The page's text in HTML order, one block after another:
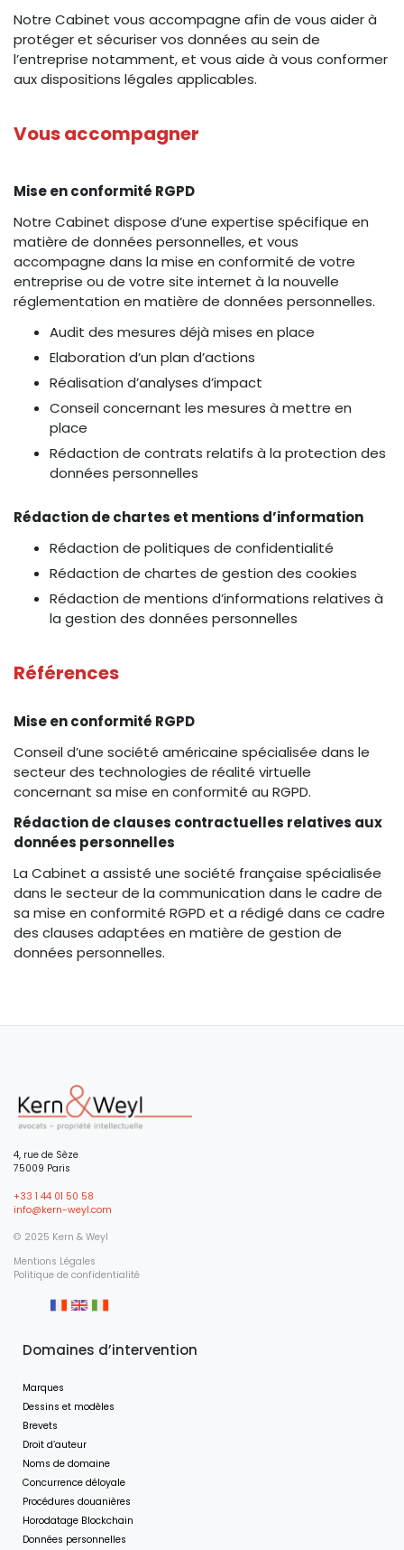
Notre Cabinet vous accompagne afin de vous aider à
protéger et sécuriser vos données au sein de
l’entreprise notamment, et vous aide à vous conformer
aux dispositions légales applicables.
Vous accompagner
Mise en conformité RGPD
Notre Cabinet dispose d’une expertise spécifique en
matière de données personnelles, et vous
accompagne dans la mise en conformité de votre
entreprise ou de votre site internet à la nouvelle
réglementation en matière de données personnelles.
Audit des mesures déjà mises en place
Elaboration d’un plan d’actions
Réalisation d’analyses d’impact
Conseil concernant les mesures à mettre en
place
Rédaction de contrats relatifs à la protection des
données personnelles
Rédaction de chartes et mentions d’information
Rédaction de politiques de confidentialité
Rédaction de chartes de gestion des cookies
Rédaction de mentions d’informations relatives à
la gestion des données personnelles
Références
Mise en conformité RGPD
Conseil d’une société américaine spécialisée dans le
secteur des technologies de réalité virtuelle
concernant sa mise en conformité au RGPD.
Rédaction de clauses contractuelles relatives aux
données personnelles
La Cabinet a assisté une société française spécialisée
dans le secteur de la communication dans le cadre de
sa mise en conformité RGPD et a rédigé dans ce cadre
des clauses adaptées en matière de gestion de
données personnelles.
4, rue de Sèze
75009 Paris
+33 1 44 01 50 58
info@kern-weyl.com
© 2025 Kern & Weyl
Mentions Légales
Politique de confidentialité
Domaines d’intervention
Marques
Dessins et modèles
Brevets
Droit d’auteur
Noms de domaine
Concurrence déloyale
Procédures douanières
Horodatage Blockchain
Données personnelles